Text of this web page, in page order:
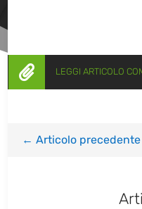
 LEGGI ARTICOLO
←Articolo precedente